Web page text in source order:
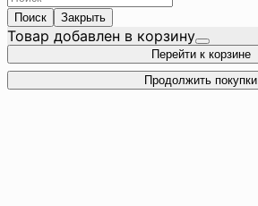
Поиск Закрыть
Товар добавлен в корзину
Перейти к корзине
Продолжить покупки